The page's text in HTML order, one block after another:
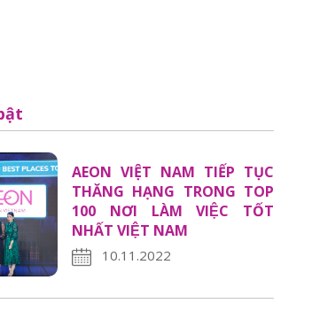
AEON VIỆT NAM TIẾP TỤC
THĂNG HẠNG TRONG TOP
100 NƠI LÀM VIỆC TỐT
NHẤT VIỆT NAM
10.11.2022